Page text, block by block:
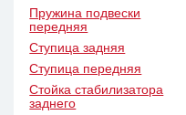
Пружина подвески
передняя
Ступица задняя
Ступица передняя
Стойка стабилизатора
заднего